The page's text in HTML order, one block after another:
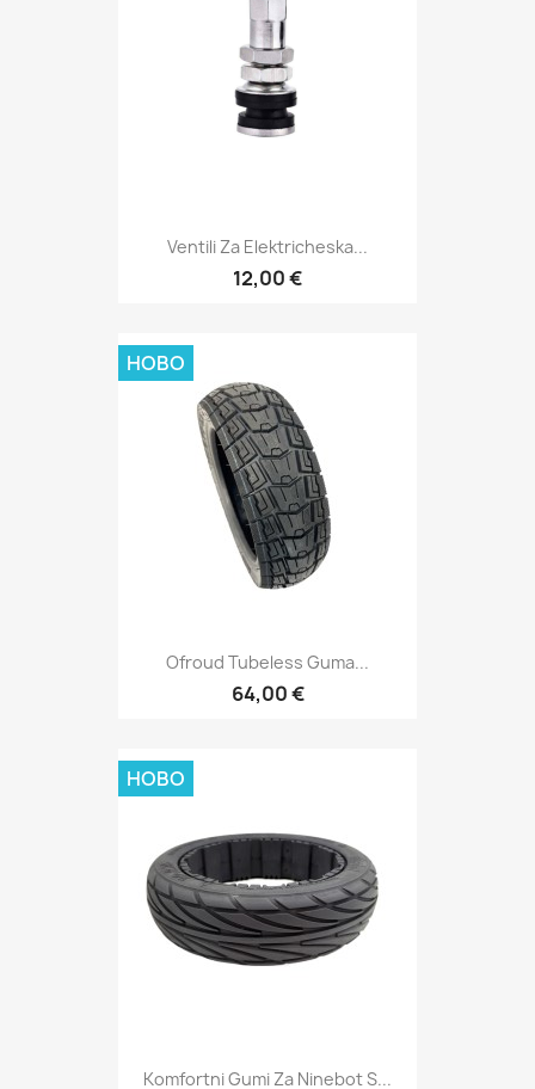
Ventili Za Elektricheska...
12,00 €
Ofroud Tubeless Guma...
64,00 €
НОВО
Komfortni Gumi Za Ninebot S...
НОВО